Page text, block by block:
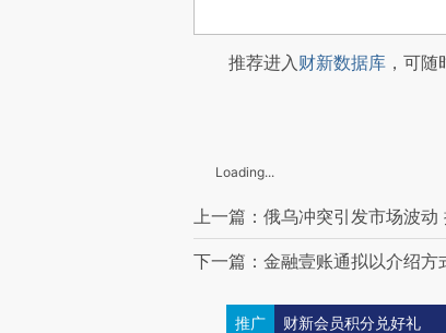
推荐进入财新数据库 ，可
Loading...
上一篇：俄乌冲突引发市场波动
下一篇：金融壹账通拟以介绍方
推广 财新会员积分兑好礼